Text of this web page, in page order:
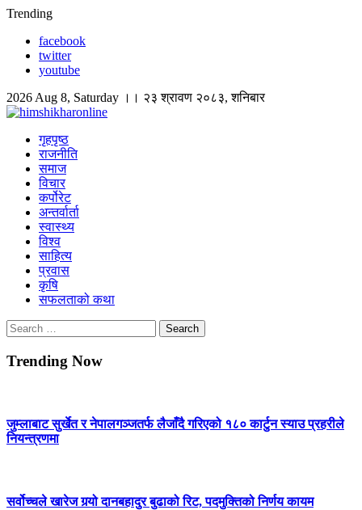
Skip
content
Trending
facebook
twitter
youtube
2026 Aug 8, Saturday ।। २३ श्रावण २०८३, शनिबार
Himshikhar Online
गृहपृष्ठ
राजनीति
समाज
विचार
कर्पोरेट
अन्तर्वार्ता
स्वास्थ्य
विश्व
साहित्य
प्रवास
कृषि
सफलताको कथा
Search
for:
Trending Now
जुम्लाबाट सुर्खेत र नेपालगञ्जतर्फ लैजाँदै गरिएको १८० कार्टुन स्याउ प्रहरीले
नियन्त्रणमा
सर्वोच्चले खारेज गर्‍यो दानबहादुर बुढाको रिट, पदमुक्तिको निर्णय कायम